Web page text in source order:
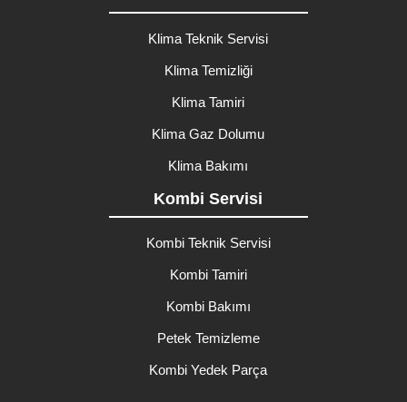
Klima Teknik Servisi
Klima Temizliği
Klima Tamiri
Klima Gaz Dolumu
Klima Bakımı
Kombi Servisi
Kombi Teknik Servisi
Kombi Tamiri
Kombi Bakımı
Petek Temizleme
Kombi Yedek Parça